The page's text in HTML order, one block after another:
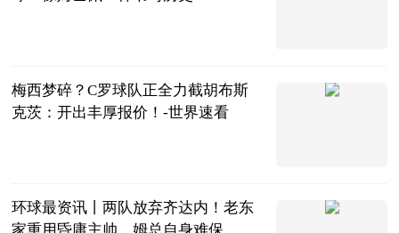
梅西梦碎？C罗球队正全力截胡布斯
克茨：开出丰厚报价！-世界速看
环球最资讯丨两队放弃齐达内！老东
家重用昏庸主帅，姆总自身难保，或